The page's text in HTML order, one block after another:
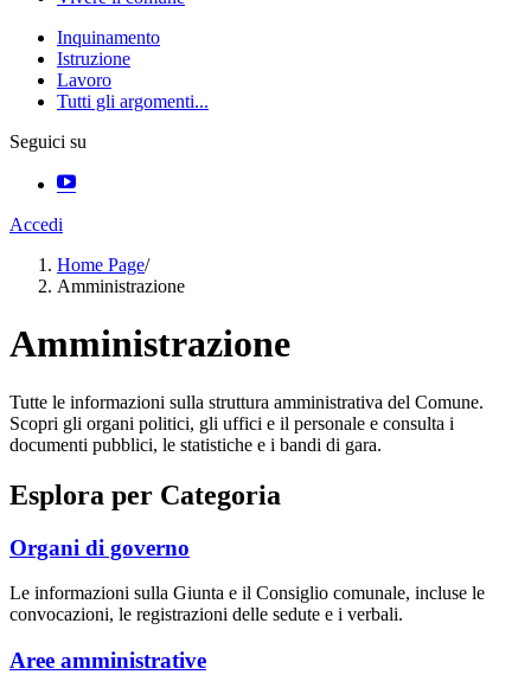
Inquinamento
Istruzione
Lavoro
Tutti gli argomenti...
Seguici su
Accedi
Home Page/
Amministrazione
Amministrazione
Tutte le informazioni sulla struttura amministrativa del Comune.
Scopri gli organi politici, gli uffici e il personale e consulta i
documenti pubblici, le statistiche e i bandi di gara.
Esplora per Categoria
Organi di governo
Le informazioni sulla Giunta e il Consiglio comunale, incluse le
convocazioni, le registrazioni delle sedute e i verbali.
Aree amministrative